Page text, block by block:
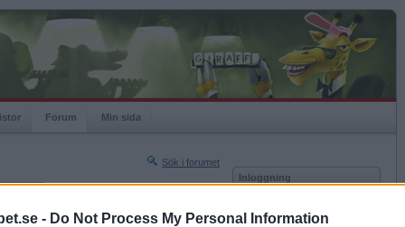
- Do Not Process My Personal Information
Forum Min sida
Sök i forumet
Nästa sida »
Inloggning